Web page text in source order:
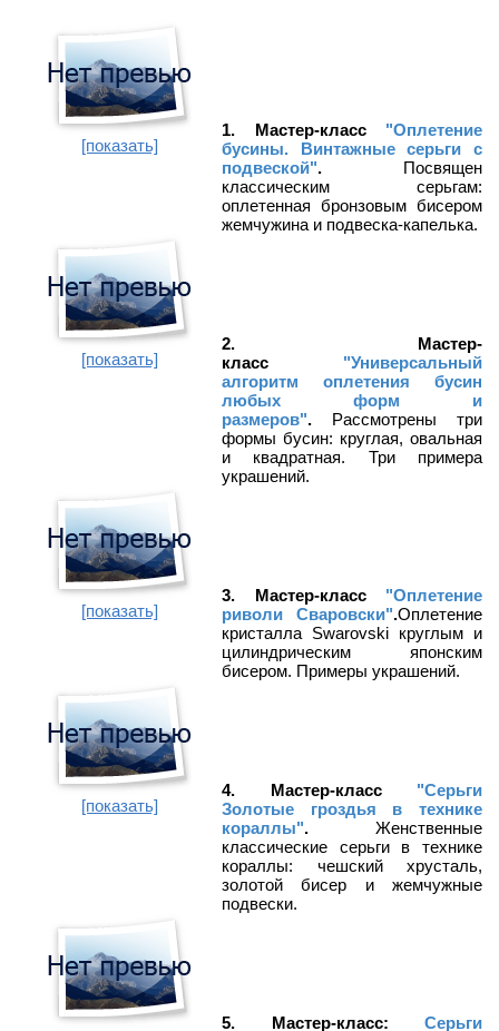
[показать]
1. Мастер-класс "Оплетение
бусины. Винтажные серьги с
подвеской". Посвящен
классическим серьгам:
оплетенная бронзовым бисером
жемчужина и подвеска-капелька.
[показать]
2. Мастер-
класс "Универсальный
алгоритм оплетения бусин
любых форм и
размеров". Рассмотрены три
формы бусин: круглая, овальная
и квадратная. Три примера
украшений.
[показать]
3. Мастер-класс "Оплетение
риволи Сваровски".Оплетение
кристалла Swarovski круглым и
цилиндрическим японским
бисером. Примеры украшений.
[показать]
4. Мастер-класс "Серьги
Золотые гроздья в технике
кораллы". Женственные
классические серьги в технике
кораллы: чешский хрусталь,
золотой бисер и жемчужные
подвески.
5. Мастер-класс: Серьги